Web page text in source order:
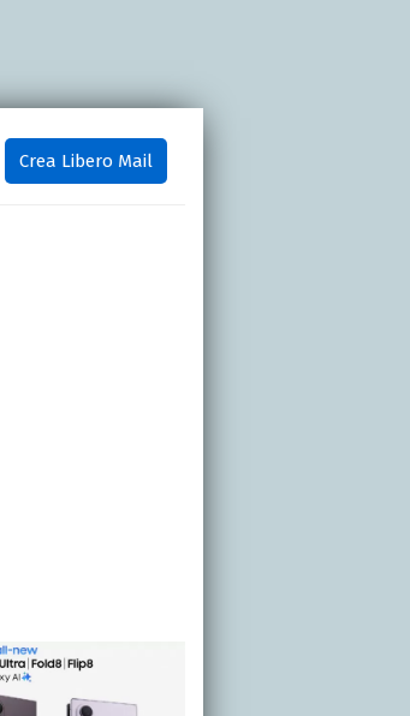
Crea Libero Mail